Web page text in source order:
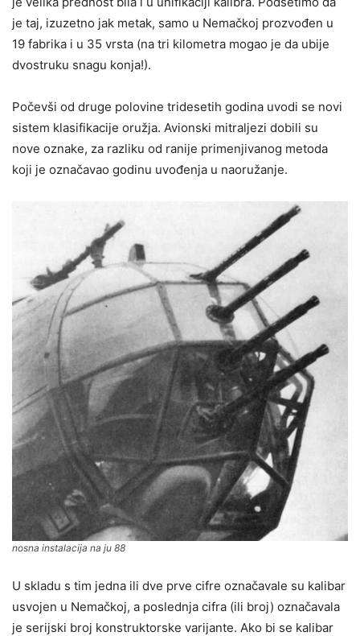
je taj, izuzetno jak metak, samo u Nemačkoj prozvođen u
19 fabrika i u 35 vrsta (na tri kilometra mogao je da ubije
dvostruku snagu konja!).
Počevši od druge polovine tridesetih godina uvodi se novi
sistem klasifikacije oružja. Avionski mitraljezi dobili su
nove oznake, za razliku od ranije primenjivanog metoda
koji je označavao godinu uvođenja u naoružanje.
nosna instalacija na ju 88
U skladu s tim jedna ili dve prve cifre označavale su kalibar
usvojen u Nemačkoj, a poslednja cifra (ili broj) označavala
je serijski broj konstruktorske varijante. Ako bi se kalibar